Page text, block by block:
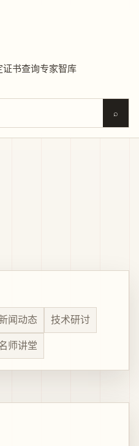
证书查询专家智库
⌕
闻动态 技术研讨
师讲堂